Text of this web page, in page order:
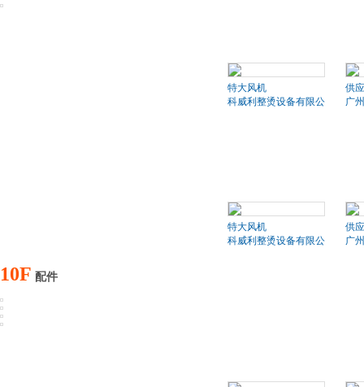
特大风机
科威利整烫设备有限公司
供
广
特大风机
科威利整烫设备有限公司
供
广
10F 配件